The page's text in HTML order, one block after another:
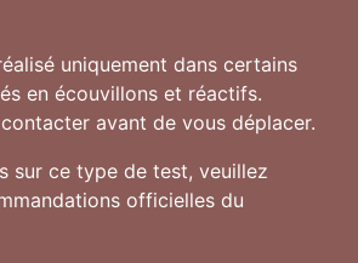
uniquement dans certains
en écouvillons et réactifs.
avant de vous déplacer.
sur ce type de test, veuillez
officielles du